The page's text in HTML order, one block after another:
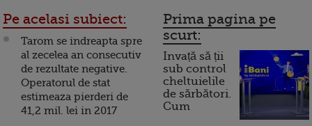
Pe acelasi subiect:
Tarom se indreapta spre
al zecelea an consecutiv
de rezultate negative.
Operatorul de stat
estimeaza pierderi de
41,2 mil. lei in 2017
Prima pagina pe
scurt:
Invață să ții
sub control
cheltuielile
de sărbători.
Cum